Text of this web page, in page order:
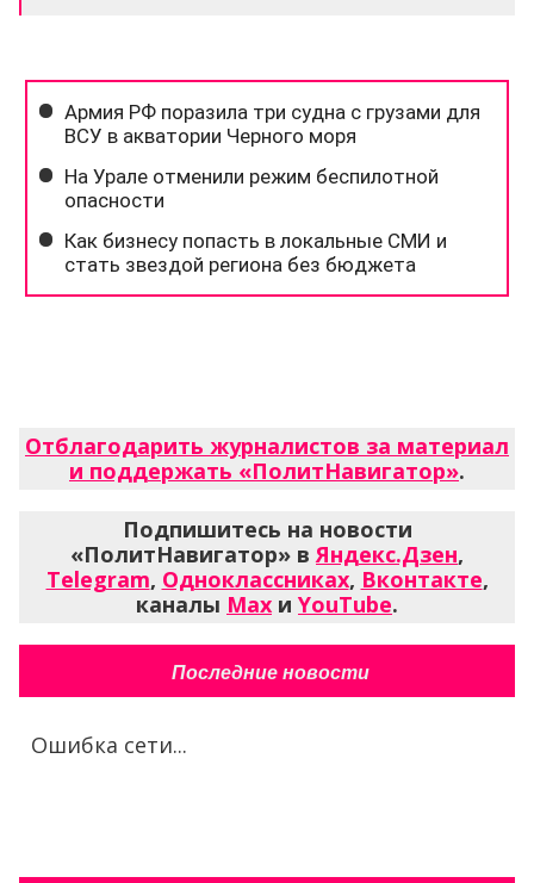
Отблагодарить журналистов за материал
и поддержать «ПолитНавигатор».
Подпишитесь на новости
«ПолитНавигатор» вЯндекс.Дзен,
Telegram, Одноклассниках, Вконтакте,
каналы Max и YouTube.
Последние новости
Ошибка сети...